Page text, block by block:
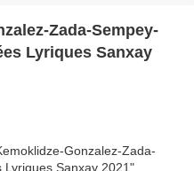
Zada-Sempey-
Lyriques Sanxay